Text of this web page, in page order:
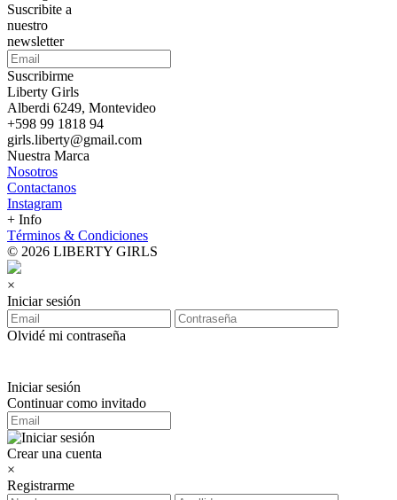
Suscribite a
nuestro
newsletter
Suscribirme
Liberty Girls
Alberdi 6249, Montevideo
+598 99 1818 94
girls.liberty@gmail.com
Nuestra Marca
Nosotros
Contactanos
Instagram
+ Info
Términos & Condiciones
© 2026 LIBERTY GIRLS
×
Iniciar sesión
Olvidé mi contraseña
Iniciar sesión
Continuar como invitado
Crear una cuenta
×
Registrarme